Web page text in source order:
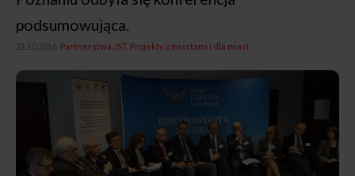
podsumowująca.
21.10.2016, Partnerstwa JST Projekty z miastami i dla miast